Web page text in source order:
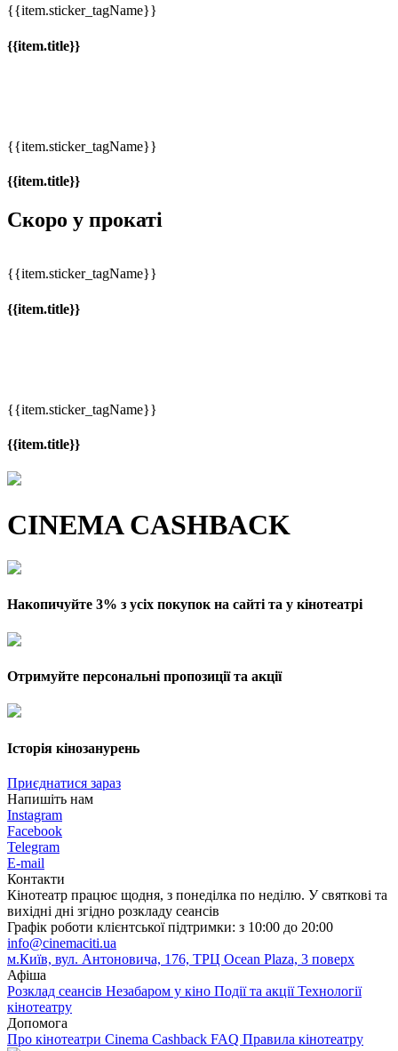
{{item.sticker_tagName}}
{{item.title}}
{{item.sticker_tagName}}
{{item.title}}
Скоро у прокаті
{{item.sticker_tagName}}
{{item.title}}
{{item.sticker_tagName}}
{{item.title}}
CINEMA CASHBACK
Накопичуйте 3% з усіх покупок на сайті та у кінотеатрі
Отримуйте персональні пропозиції та акції
Історія кінозанурень
Приєднатися зараз
Напишіть нам
Instagram
Facebook
Telegram
E-mail
Контакти
Кінотеатр працює щодня, з понеділка по неділю. У святкові та
вихідні дні згідно розкладу сеансів
Графік роботи клієнтської підтримки: з 10:00 до 20:00
info@cinemaciti.ua
м.Київ, вул. Антоновича, 176, ТРЦ Ocean Plaza, 3 поверх
Афіша
Розклад сеансів Незабаром у кіно Події та акціїТехнології
кінотеатру
Допомога
Про кінотеатри Cinema Cashback FAQ Правила кінотеатру